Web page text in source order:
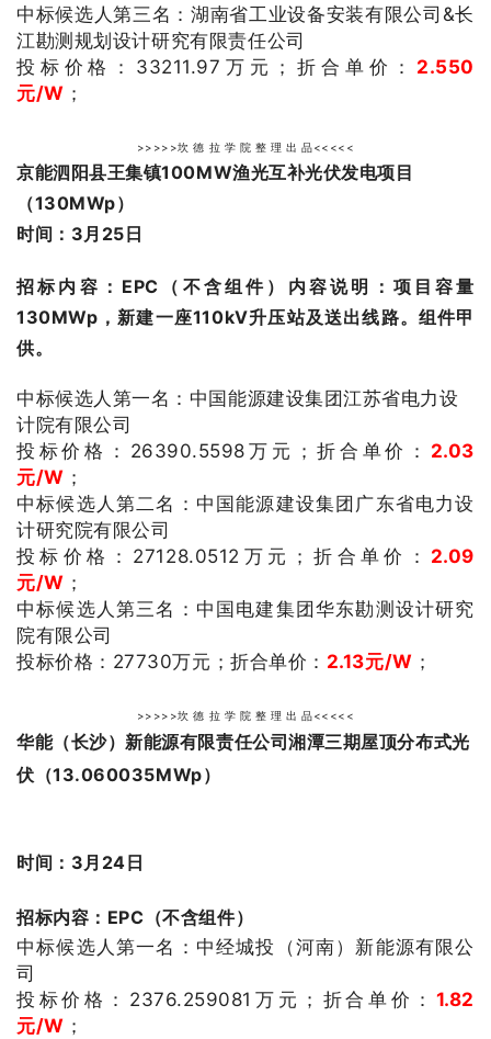
中标候选人第三名：湖南省工业设备安装有限公司&长
江勘测规划设计研究有限责任公司
投标价格： 33211.97 万元； 折合单价： 2.550
元/W ；
>>>>>坎 德 拉 学 院 整 理 出 品<<<<<
京能泗阳县王集镇100MW渔光互补光伏发电项目
（130MWp）
时间：3月25日
招标内容：EPC（不含组件） 内容说明：项目容量
130MWp，新建一座110kV升压站及送出线路。组件甲
供。
中标候选人第一名：中国能源建设集团江苏省电力设
计院有限公司
投标价格：26390.5598 万元； 折合单价： 2.03
元/W ；
中标候选人第二名：中国能源建设集团广东省电力设
计研究院有限公司
投标价格：27128.0512 万元； 折合单价： 2.09
元/W ；
中标候选人第三名： 中国电建集团华东勘测设计研究
院有限公司
投标价格： 27730万元；折合单价： 2.13元/W ；
>>>>>坎 德 拉 学 院 整 理 出 品<<<<<
华能（长沙）新能源有限责任公司湘潭三期屋顶分布式光
伏（13.060035MWp）
时间：3月24日
招标内容：EPC（不含组件）
中标候选人第一名：中经城投（河南）新能源有限公
司
投标价格：2376.259081 万元； 折合单价： 1.82
元/W ；